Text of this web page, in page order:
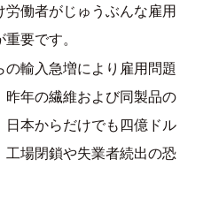
働者がじゅうぶんな雇用
要です。
輸入急増により雇用問題
昨年の繊維および同製品の
本からだけでも四億ドル
工場閉鎖や失業者続出の恐